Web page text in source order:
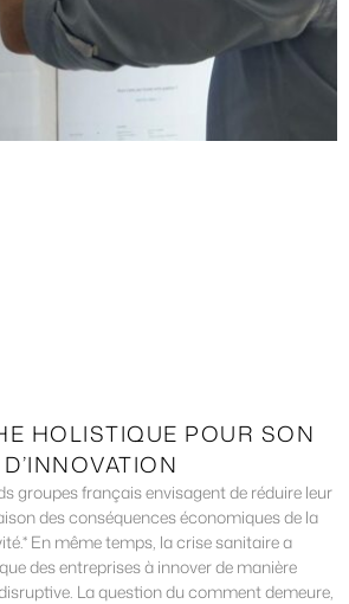
HOLISTIQUE POUR SON
groupes français envisagent de réduire leur
des conséquences économiques de la
En même temps, la crise sanitaire a
des entreprises à innover de manière
La question du comment demeure,